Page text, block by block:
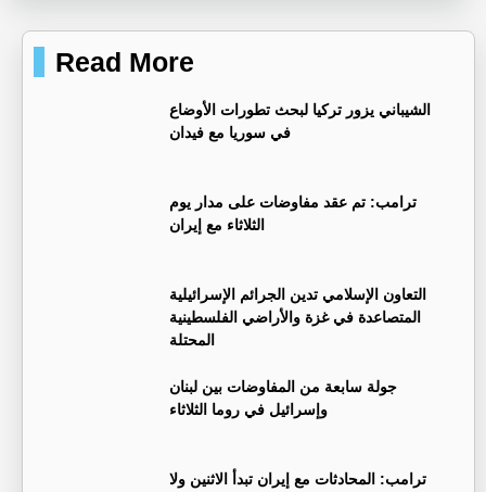
Read More
‏الشيباني يزور تركيا لبحث تطورات الأوضاع
في سوريا مع فيدان
ترامب: تم عقد مفاوضات على مدار يوم
الثلاثاء مع إيران
التعاون الإسلامي تدين الجرائم الإسرائيلية
المتصاعدة في غزة والأراضي الفلسطينية
المحتلة
جولة سابعة من المفاوضات بين لبنان
وإسرائيل في روما الثلاثاء
ترامب: المحادثات مع إيران تبدأ الاثنين ولا